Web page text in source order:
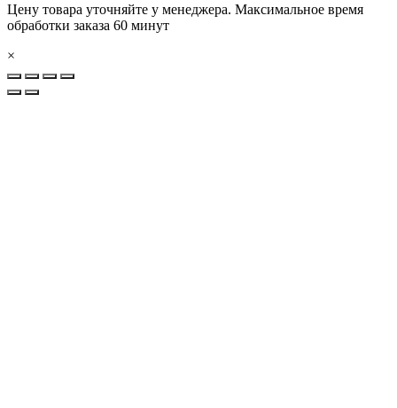
Цену товара уточняйте у менеджера. Максимальное время
обработки заказа 60 минут
×